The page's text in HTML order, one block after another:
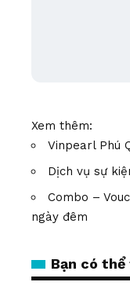
Xem thêm:
Vinpearl Phú
Dịch vụ sự
Combo –
ngày đêm
Bạn có